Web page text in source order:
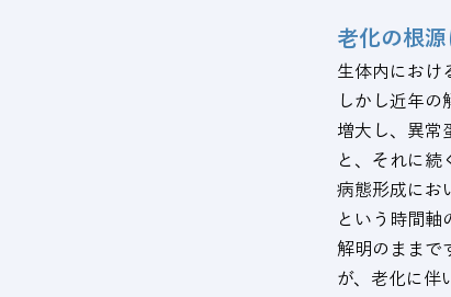
老化の根
生体内におけ
しかし近年の
増大し、異常
と、それに続
病態形成にお
という時間軸
解明のままで
が、老化に伴